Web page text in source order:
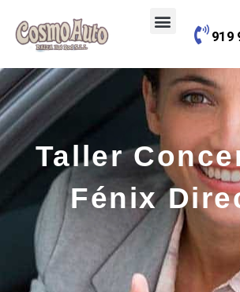
919
Taller
Fénix